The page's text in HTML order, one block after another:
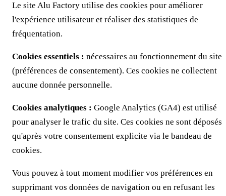
Le site Alu Factory utilise des cookies pour améliorer
l'expérience utilisateur et réaliser des statistiques de
fréquentation.
Cookies essentiels : nécessaires au fonctionnement du site
(préférences de consentement). Ces cookies ne collectent
aucune donnée personnelle.
Cookies analytiques : Google Analytics (GA4) est utilisé
pour analyser le trafic du site. Ces cookies ne sont déposés
qu'après votre consentement explicite via le bandeau de
cookies.
Vous pouvez à tout moment modifier vos préférences en
supprimant vos données de navigation ou en refusant les